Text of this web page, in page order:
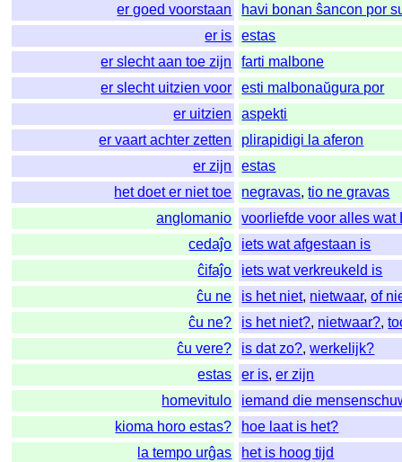
er goed voorstaan
havi bonan ŝancon por
er is
estas
er slecht aan toe zijn
farti malbone
er slecht uitzien voor
esti malbonaŭgura por
er uitzien
aspekti
er vaart achter zetten
plirapidigi la aferon
er zijn
estas
het doet er niet toe
negravas,tio ne gravas
anglomanio
voorliefde voor alles wat
cedaĵo
iets wat afgestaan is
ĉifaĵo
iets wat verkreukeld is
ĉu ne
is het niet, nietwaar,of
ĉu ne?
is het niet?, nietwaar?,
ĉu vere?
is dat zo?,werkelijk?
estas
er is,er zijn
homevitulo
iemand die
kioma horo estas?
hoe laat is het?
la tempo urĝas
het is hoog tijd